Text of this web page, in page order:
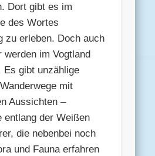
Dort gibt es im
des Wortes
zu erleben. Doch auch
werden im Vogtland
Es gibt unzählige
mit
Aussichten –
entlang der Weißen
die nebenbei noch
und Fauna erfahren